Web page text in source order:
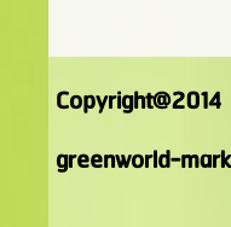
Copyright@2014
greenworld-